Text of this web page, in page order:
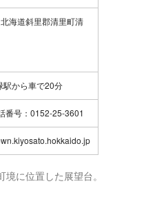
海道斜里郡清里町清
から車で20分
番号：0152-25-3601
に位置した展望台。